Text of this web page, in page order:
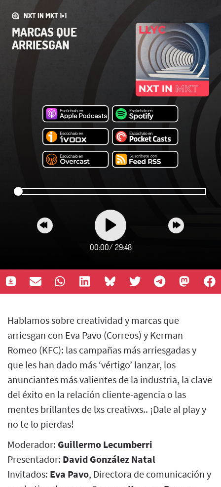
NXT IN MKT 1×1
MARCAS QUE
ARRIESGAN
00:00/ 29:48
Hablamos sobre creatividad y marcas que
arriesgan con Eva Pavo (Correos) y Kerman
Romeo (KFC): las campañas más arriesgadas y
que les han dado más ‘vértigo’ lanzar, los
anunciantes más valientes de la industria, la clave
del éxito en la relación cliente-agencia o las
mentes brillantes de lxs creativxs.. ¡Dale al play y
no te lo pierdas!
Moderador: Guillermo Lecumberri
Presentador: David González Natal
Invitados: Eva Pavo, Directora de comunicación y